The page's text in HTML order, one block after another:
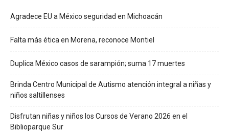
Agradece EU a México seguridad en Michoacán
Falta más ética en Morena, reconoce Montiel
Duplica México casos de sarampión; suma 17 muertes
Brinda Centro Municipal de Autismo atención integral a niñas y
niños saltillenses
Disfrutan niñas y niños los Cursos de Verano 2026 en el
Biblioparque Sur